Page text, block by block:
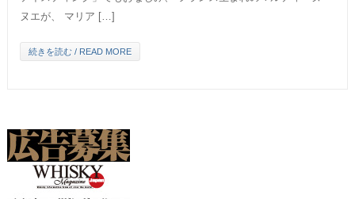
ヌエが、 マリア […]
続きを読む / READ MORE